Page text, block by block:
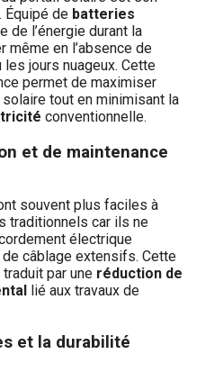
Équipé de batteries
de l’énergie durant la
même en l’absence de
jours nuageux. Cette
permet de maximiser
solaire tout en minimisant la
conventionnelle.
et de maintenance
souvent plus faciles à
traditionnels car ils ne
électrique
câblage extensifs. Cette
par une réduction de
lié aux travaux de
et la durabilité